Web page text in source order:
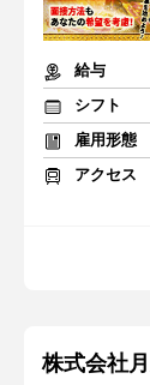
給与
シフト
雇用形態
アクセス
株式会社